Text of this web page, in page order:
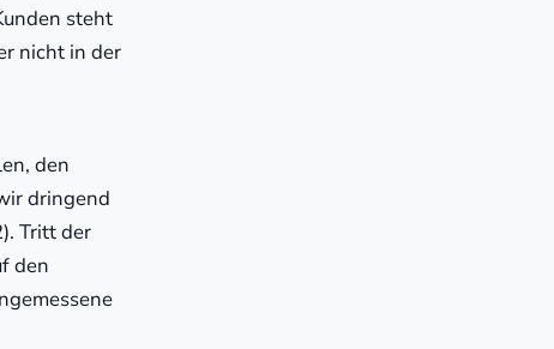
steht
nicht in der
den
dringend
Tritt der
den